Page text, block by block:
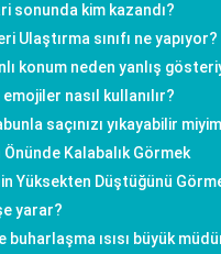
sonunda kim kazandı?
Ulaştırma sınıfı ne yapıyor?
konum neden yanlış
nasıl kullanılır?
saçınızı yıkayabilir
Önünde Kalabalık Görmek
Yüksekten Düştüğünü
yarar?
buharlaşma ısısı büyük